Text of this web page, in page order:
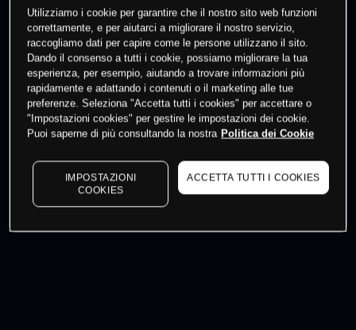
0% dei clienti hanno posizioni su
questo prodotto
Fai trading
I prezzi sono solo indicativi.
Utilizziamo i cookie per garantire che il nostro sito web funzioni
correttamente, e per aiutarci a migliorare il nostro servizio,
raccogliamo dati per capire come le persone utilizzano il sito.
Dando il consenso a tutti i cookie, possiamo migliorare la tua
esperienza, per esempio, aiutando a trovare informazioni più
rapidamente e adattando i contenuti o il marketing alle tue
preferenze. Seleziona "Accetta tutti i cookies" per accettare o
"Impostazioni cookies" per gestire le impostazioni dei cookie.
Puoi saperne di più consultando la nostra Politica dei Cookie
IMPOSTAZIONI
COOKIES
ACCETTA TUTTI I COOKIES